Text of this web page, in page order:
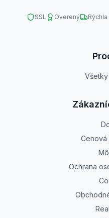
SSL Overený
Cenová
Ochrana